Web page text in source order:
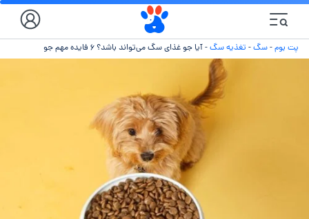
پت بوم-سگ- تغذیه سگ-آیا جو غذای سگ می‌تواند باشد؟ ۶ فایده مهم جو